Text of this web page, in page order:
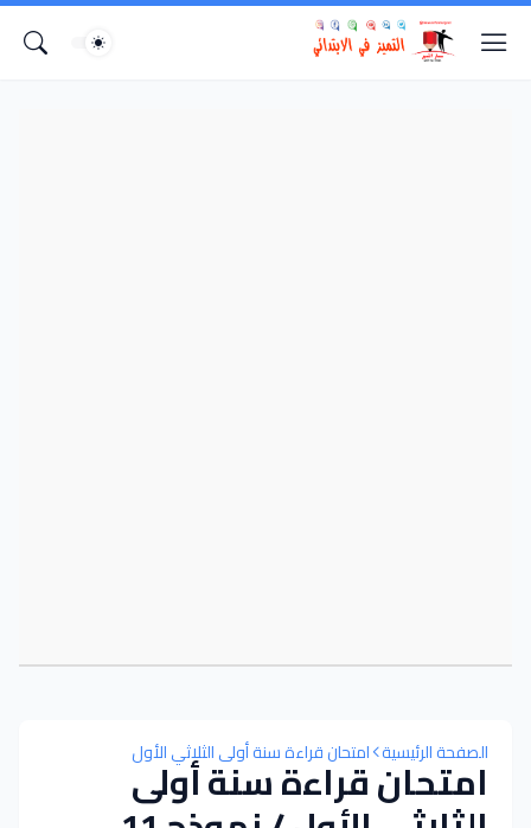
الصفحة الرئيسية امتحان قراءة سنة أولى الثلاثي الأول
امتحان قراءة سنة أولى